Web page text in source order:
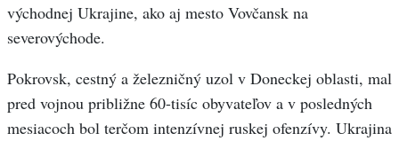
východnej Ukrajine, ako aj mesto Vovčansk na
severovýchode.
Pokrovsk, cestný a železničný uzol v Doneckej oblasti, mal
pred vojnou približne 60-tisíc obyvateľov a v posledných
mesiacoch bol terčom intenzívnej ruskej ofenzívy. Ukrajina